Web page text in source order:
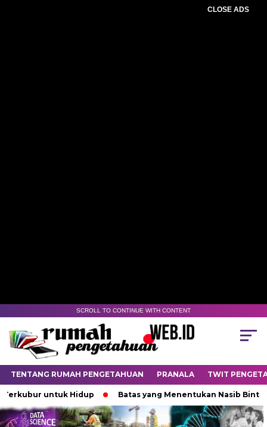
CLOSE ADS
SCROLL TO CONTINUE WITH CONTENT
TENTANG RUMAH PENGETAHUAN PRANALA TWIT
untuk Hidup Batas yang Menentukan Nasib Bintang